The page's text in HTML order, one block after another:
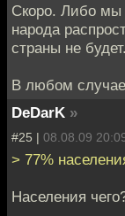
Скоро. Либо мы
народа
страны не будет.
В любом случае
DeDarK »
#25 | 08.08.09
> 77%
Населения